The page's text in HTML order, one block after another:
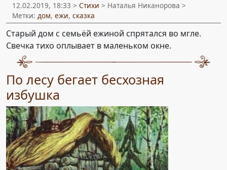
12.02.2019, 18:33 > Стихи > Наталья Никанорова >
Метки: дом, ежи, сказка
Старый дом с семьёй ежиной спрятался во мгле.
Свечка тихо оплывает в маленьком окне.
По лесу бегает бесхозная
избушка